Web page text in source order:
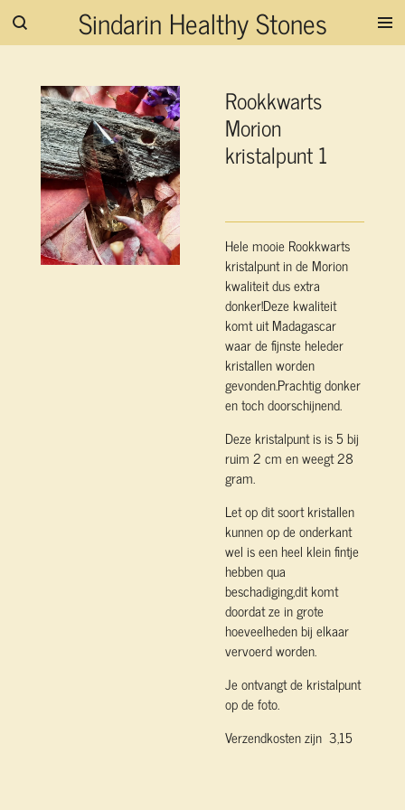
Ga
hoofdinhoud
Sindarin Healthy Stones
Rookkwarts
Morion
kristalpunt 1
Hele mooie Rookkwarts
kristalpunt in de Morion
kwaliteit dus extra
donker!Deze kwaliteit
komt uit Madagascar
waar de fijnste heleder
kristallen worden
gevonden.Prachtig donker
en toch doorschijnend.
Deze kristalpunt is is 5 bij
ruim 2 cm en weegt 28
gram.
Let op dit soort kristallen
kunnen op de onderkant
wel is een heel klein fintje
hebben qua
beschadiging,dit komt
doordat ze in grote
hoeveelheden bij elkaar
vervoerd worden.
Je ontvangt de kristalpunt
op de foto.
Verzendkosten zijn 3,15